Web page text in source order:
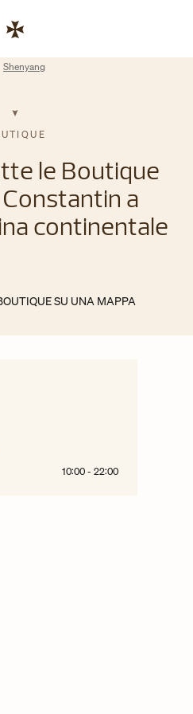
Shenyang
le Boutique
a
continentale
SU UNA MAPPA
10:00 - 22:00